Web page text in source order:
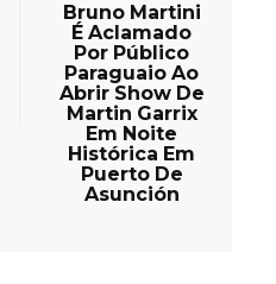
Bruno Martini
É Aclamado
Por Público
Paraguaio Ao
Abrir Show De
Martin Garrix
Em Noite
Histórica Em
Puerto De
Asunción